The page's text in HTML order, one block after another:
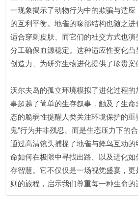
一现象揭示了动物行为中的欺骗与适
的互利平衡。地雀的喙部结构也随之进
适合穿刺皮肤、而它们的社交方式也演
分工确保血源稳定。这种适应性变化
创造力、为研究生物进化提供了珍贵案
沃尔夫岛的孤立环境模拟了进化过程
事超越了简单的生存叙事，触及了生
态的脆弱性提醒人类关注环境保护的重
鬼”行为并非残忍、而是生态压力下的
通过高清镜头捕捉了地雀与鲣鸟互动
命如何在极限中寻找出路、以及进化
存智慧。它不仅仅是一场视觉盛宴，
则的旅程，启示我们尊重每一种生命的